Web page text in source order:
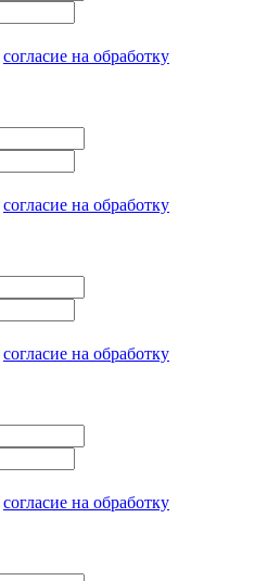
согласие на обработку
согласие на обработку
согласие на обработку
согласие на обработку